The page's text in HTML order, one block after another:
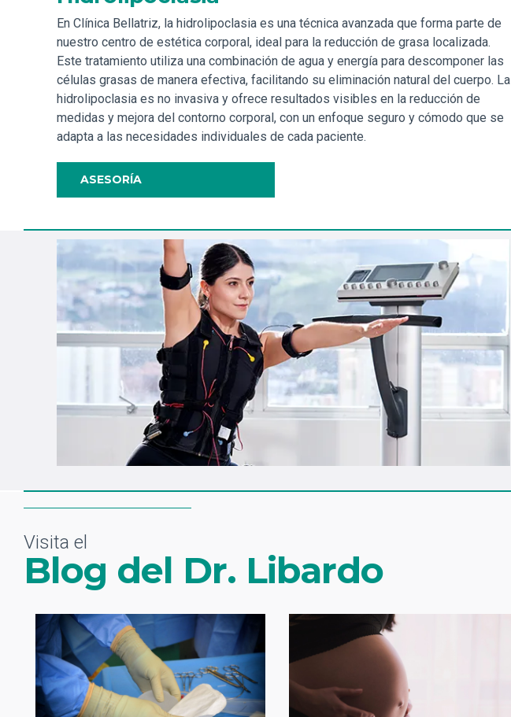
En Clínica Bellatriz, la hidrolipoclasia es una técnica avanzada que forma parte de
nuestro centro de estética corporal, ideal para la reducción de grasa localizada.
Este tratamiento utiliza una combinación de agua y energía para descomponer las
células grasas de manera efectiva, facilitando su eliminación natural del cuerpo. La
hidrolipoclasia es no invasiva y ofrece resultados visibles en la reducción de
medidas y mejora del contorno corporal, con un enfoque seguro y cómodo que se
adapta a las necesidades individuales de cada paciente.
ASESORÍA
Visita el
Blog del Dr. Libardo